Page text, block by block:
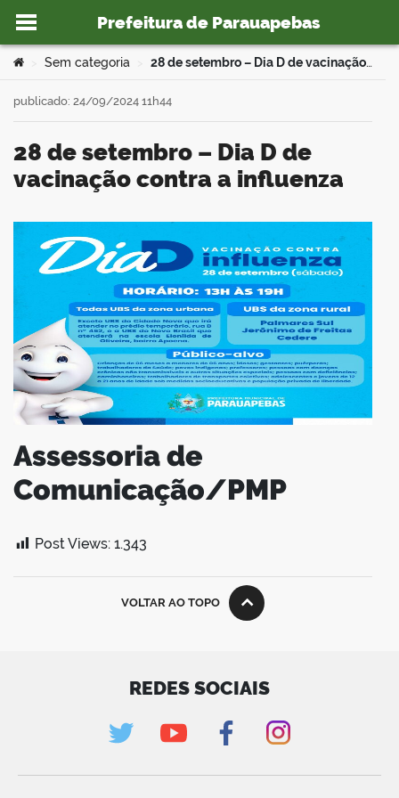
Ir para o conteúdo
Prefeitura de Parauapebas
portal
Você está aqui:
Sem categoria 28 de setembro – Dia D de vacinação contra a influenza
28 de setembro – Dia D de
vacinação contra a influenza
publicado: 24/09/2024 11h44
Assessoria de
Comunicação/PMP
Post Views: 1.343
VOLTAR AO TOPO
REDES SOCIAIS